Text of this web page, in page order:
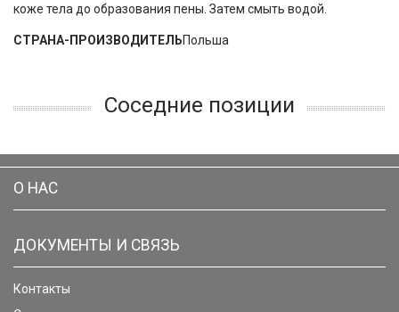
коже тела до образования пены. Затем смыть водой.
СТРАНА-ПРОИЗВОДИТЕЛЬПольша
Соседние позиции
О НАС
ДОКУМЕНТЫ И СВЯЗЬ
Контакты